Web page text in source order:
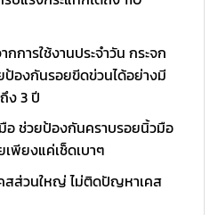
การใช้งานประจำวัน กระจก
ป้องกันรอยขีดข่วนได้อย่างมี
ง 3 ปี
อ ช่วยป้องกันคราบรอยนิ้วมือ
เพียงแค่เช็ดเบาๆ
สส่วนใหญ่ ไม่ติดปัญหาเคส